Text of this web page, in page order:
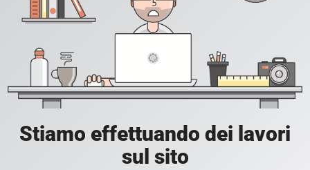
Stiamo effettuando dei lavori
sul sito